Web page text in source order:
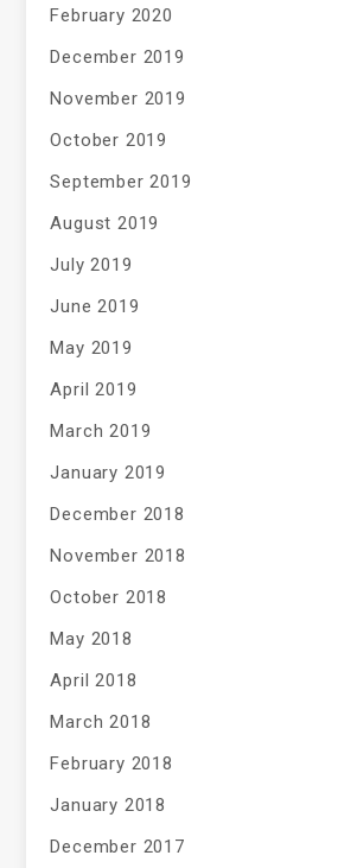
February 2020
December 2019
November 2019
October 2019
September 2019
August 2019
July 2019
June 2019
May 2019
April 2019
March 2019
January 2019
December 2018
November 2018
October 2018
May 2018
April 2018
March 2018
February 2018
January 2018
December 2017